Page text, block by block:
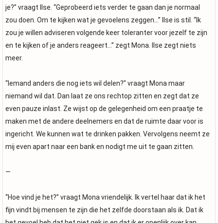
je?” vraagt Ilse. “Geprobeerd iets verder te gaan dan je normaal
zou doen. Om te kijken wat je gevoelens zeggen…” Ilse is stil. “Ik
zou je willen adviseren volgende keer toleranter voor jezelf te zijn
en te kijken of je anders reageert…” zegt Mona. Ilse zegt niets
meer.
“Iemand anders die nog iets wil delen?” vraagt Mona maar
niemand wil dat. Dan laat ze ons rechtop zitten en zegt dat ze
even pauze inlast. Ze wijst op de gelegenheid om een praatje te
maken met de andere deelnemers en dat de ruimte daar voor is
ingericht. We kunnen wat te drinken pakken. Vervolgens neemt ze
mij even apart naar een bank en nodigt me uit te gaan zitten.
—
“Hoe vind je het?” vraagt Mona vriendelijk. Ik vertel haar dat ik het
fijn vindt bij mensen te zijn die het zelfde doorstaan als ik. Dat ik